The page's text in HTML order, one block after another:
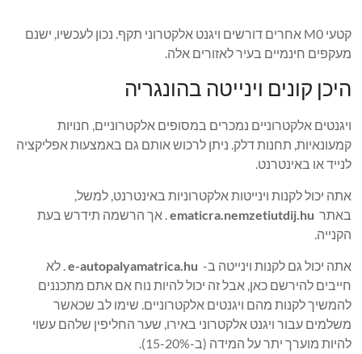
קטעי M0 אחרים דורשים ויגנט אלקטרוני תקף. נכון לעכשיו, ישנם
מעקפים חינמיים בעיר לאזורים אלה.
היכן קונים וינייטה בהונגריה
ויגנטים אלקטרוניים נמכרים במסופים אלקטרוניים, חנויות
קמעונאיות, תחנות דלק. ניתן לרכוש אותם גם באמצעות אפליקציה
לנייד או באינטרנט.
אתה יכול לקנות וינייטות אלקטרוניות באינטרנט, למשל,
באתר ematicra.nemzetiutdij.hu . אך הרשמה תידרש בעת
הקנייה.
אתה יכול גם לקנות וינייטה ב- e-autopalyamatrica.hu . לא
חייבים להירשם כאן, אבל זה יכול להיות נוח אם אתם מתכננים
להמשיך לקנות מהם ויגנטים אלקטרוניים. שימו לב שכאשר
משלמים עבור ויגנט אלקטרוני באירו, שער החליפין שלהם עשוי
להיות מוערך יתר על המידה (ב-15-20%).